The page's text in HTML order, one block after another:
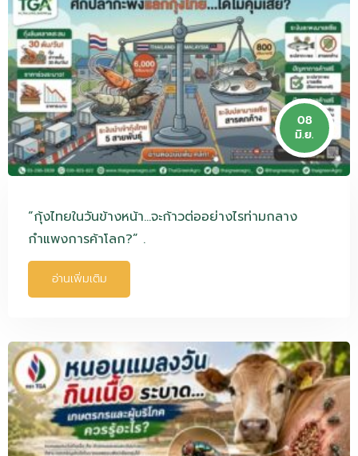
08
มิ.ย.
“กุ้งไทยในวันข้างหน้า…จะก้าวต่ออย่างไรท่ามกลาง
กำแพงการค้าโลก?” .
อ่านเพิ่มเติม